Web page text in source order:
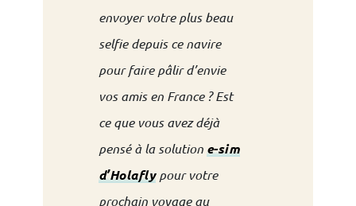
envoyer votre plus beau
selfie depuis ce navire
pour faire pâlir d’envie
vos amis en France ? Est
ce que vous avez déjà
pensé à la solution e-sim
d’Holaflypour votre
prochain voyage au